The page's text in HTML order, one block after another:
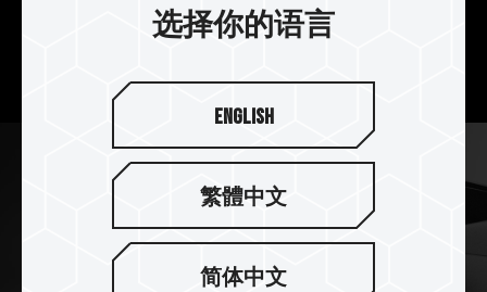
架构使用高达 50000HR 寿命的油封轴承，
全包覆密封设计阻挡细小异物及润滑液外泄，
选择你的语言
English
繁體中文
简体中文